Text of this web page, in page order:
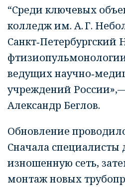
“Среди ключевых
колледж им. А. Г.
ведущих
учреждений
Александр Беглов.
Обновление
Сначала
изношенную сеть,
монтаж новых